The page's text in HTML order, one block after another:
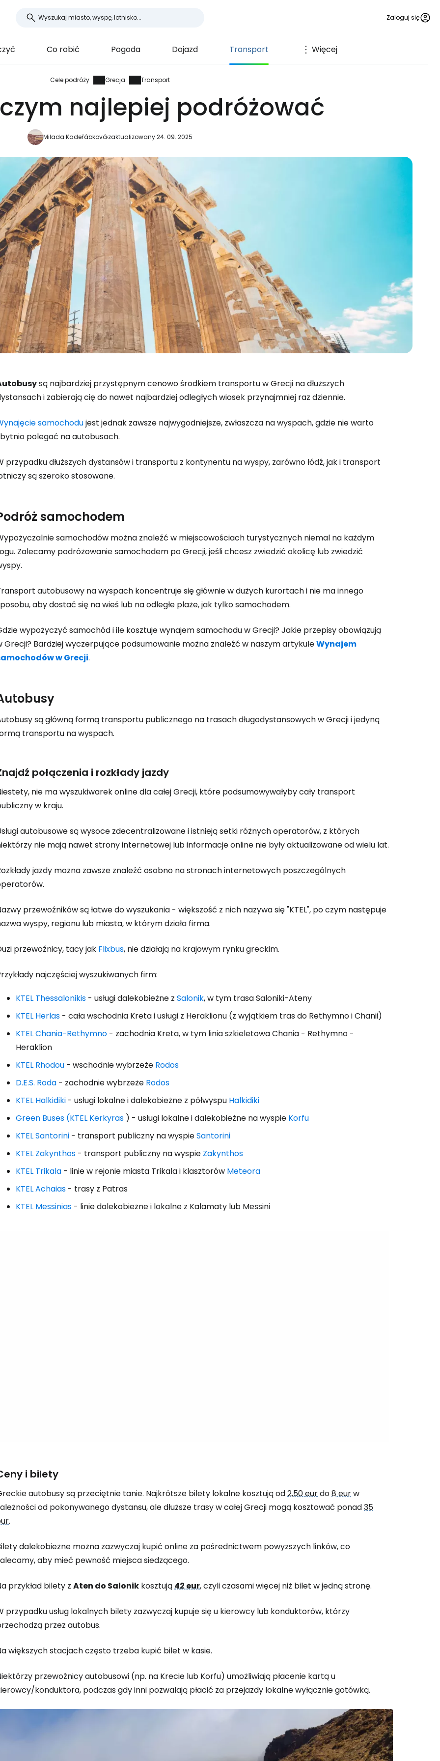
Zaloguj się
Co robić Pogoda Dojazd Transport Więcej
Cele podróży Grecja Transport
najlepiej podróżować
Milada Kadeřábková zaktualizowany 24. 09. 2025
są najbardziej przystępnym cenowo środkiem transportu w Grecji na dłuższych
i zabierają cię do nawet najbardziej odległych wiosek przynajmniej raz dziennie.
samochodujest jednak zawsze najwygodniejsze, zwłaszcza na wyspach, gdzie nie warto
polegać na autobusach.
przypadku dłuższych dystansów i transportu z kontynentu na wyspy, zarówno łódź, jak i transport
są szeroko stosowane.
samochodem
samochodów można znaleźć w miejscowościach turystycznych niemal na każdym
Zalecamy podróżowanie samochodem po Grecji, jeśli chcesz zwiedzić okolicę lub zwiedzić
autobusowy na wyspach koncentruje się głównie w dużych kurortach i nie ma innego
aby dostać się na wieś lub na odległe plaże, jak tylko samochodem.
wypożyczyć samochód i ile kosztuje wynajem samochodu w Grecji? Jakie przepisy obowiązują
Grecji? Bardziej wyczerpujące podsumowanie można znaleźć w naszym artykuleWynajem
w Grecji.
są główną formą transportu publicznego na trasach długodystansowych w Grecji i jedyną
transportu na wyspach.
połączenia i rozkłady jazdy
nie ma wyszukiwarek online dla całej Grecji, które podsumowywałyby cały transport
w kraju.
autobusowe są wysoce zdecentralizowane i istnieją setki różnych operatorów, z których
nie mają nawet strony internetowej lub informacje online nie były aktualizowane od wielu lat.
jazdy można zawsze znaleźć osobno na stronach internetowych poszczególnych
przewoźników są łatwe do wyszukania - większość z nich nazywa się "KTEL", po czym następuje
wyspy, regionu lub miasta, w którym działa firma.
przewoźnicy, tacy jak Flixbus, nie działają na krajowym rynku greckim.
najczęściej wyszukiwanych firm:
KTEL Thessalonikis - usługi dalekobieżne z Salonik, w tym trasa Saloniki-Ateny
KTEL Herlas - cała wschodnia Kreta i usługi z Heraklionu (z wyjątkiem tras do Rethymno i Chanii)
KTEL Chania-Rethymno - zachodnia Kreta, w tym linia szkieletowa Chania - Rethymno -
Heraklion
KTEL Rhodou - wschodnie wybrzeże Rodos
D.E.S. Roda - zachodnie wybrzeże Rodos
KTEL Halkidiki - usługi lokalne i dalekobieżne z półwyspu Halkidiki
Green Buses (KTEL Kerkyras ) - usługi lokalne i dalekobieżne na wyspie Korfu
KTEL Santorini - transport publiczny na wyspieSantorini
KTEL Zakynthos - transport publiczny na wyspie Zakynthos
KTEL Trikala - linie w rejonie miasta Trikala i klasztorów Meteora
KTEL Achaias - trasy z Patras
KTEL Messinias - linie dalekobieżne i lokalne z Kalamaty lub Messini
i bilety
autobusy są przeciętnie tanie. Najkrótsze bilety lokalne kosztują od2,50 eurdo8 eurw
od pokonywanego dystansu, ale dłuższe trasy w całej Grecji mogą kosztować ponad35
.
dalekobieżne można zazwyczaj kupić online za pośrednictwem powyższych linków, co
aby mieć pewność miejsca siedzącego.
przykład bilety z Aten do Salonik kosztują42 eur, czyli czasami więcej niż bilet w jedną stronę.
przypadku usług lokalnych bilety zazwyczaj kupuje się u kierowcy lub konduktorów, którzy
przez autobus.
większych stacjach często trzeba kupić bilet w kasie.
przewoźnicy autobusowi (np. na Krecie lub Korfu) umożliwiają płacenie kartą u
konduktora, podczas gdy inni pozwalają płacić za przejazdy lokalne wyłącznie gotówką.
Zaloguj się do Cestee
... światowej społeczności podróżniczej